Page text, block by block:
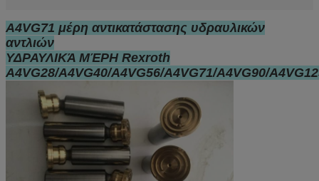
A4VG71 μέρη αντικατάστασης υδραυλικών
αντλιών
ΥΔΡΑΥΛΙΚΆ ΜΈΡΗ Rexroth
A4VG28/A4VG40/A4VG56/A4VG71/A4VG90/